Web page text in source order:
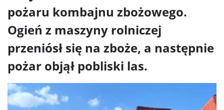
pożaru kombajnu zbożowego.
Ogień z maszyny rolniczej
przeniósł się na zboże, a następnie
pożar objął pobliski las.